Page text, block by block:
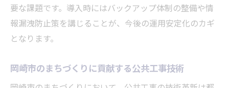
要な課題です。導入時にはバックアップ体制の整備や情
報漏洩防止策を講じることが、今後の運用安定化のカギ
となります。
岡崎市のまちづくりに貢献する公共工事技術